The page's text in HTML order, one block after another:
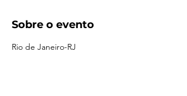
Sobre o evento
Rio de Janeiro-RJ